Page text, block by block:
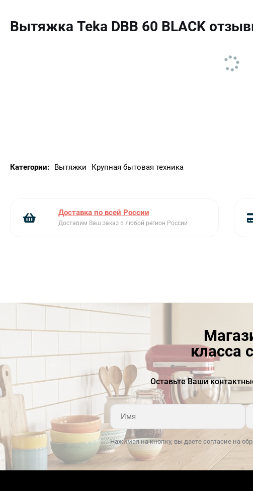
(Дб)
Вытяжка Teka DBB 60 BLACK
Категории: Вытяжки Крупная бытовая техника
Доставка по всей России
Доставим Ваш заказ в любой регион России
класса
Оставьте Ваши
Нажимая на кнопку, вы даете согласие на